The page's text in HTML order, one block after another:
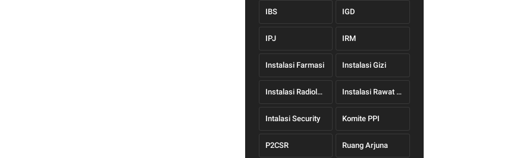
IBS IGD
IPJ IRM
Instalasi Farmasi Instalasi Gizi
Instalasi Radiologi Instalasi Rawat Jalan
Intalasi Security Komite PPI
P2CSR Ruang Arjuna